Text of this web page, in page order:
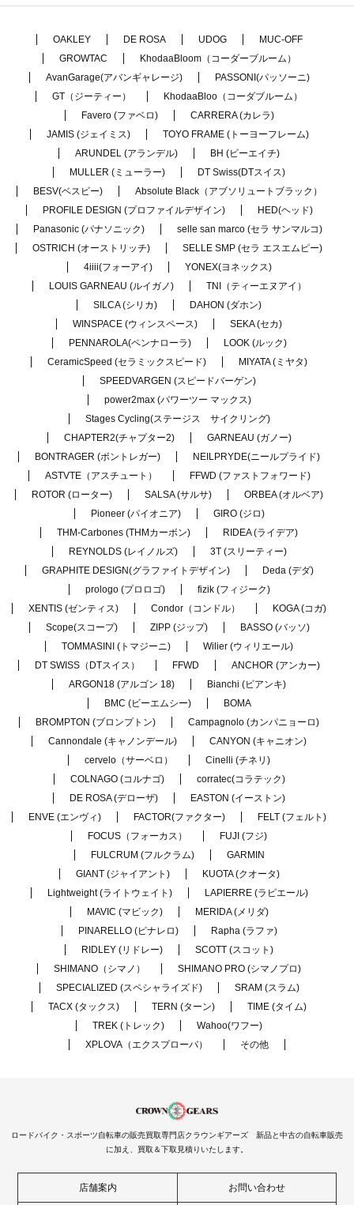
OAKLEY DE ROSA UDOG
MUC-OFF
GROWTAC
KhodaaBloom（コーダーブルーム）
AvanGarage(アバンギャレージ)
PASSONI(パッソーニ)
GT（ジーティー）
KhodaaBloo（コーダブルーム）
Favero (ファベロ)
CARRERA (カレラ)
JAMIS (ジェイミス)
TOYO FRAME (トーヨーフレーム)
ARUNDEL (アランデル)
BH (ビーエイチ)
MULLER (ミューラー)
DT Swiss(DTスイス)
BESV(ベスビー)
Absolute Black（アブソリュートブラック）
PROFILE DESIGN (プロファイルデザイン)
HED(ヘッド)
Panasonic (パナソニック)
selle san marco (セラ サンマルコ)
OSTRICH (オーストリッチ)
SELLE SMP (セラ エスエムピー)
4iiii(フォーアイ)
YONEX(ヨネックス)
LOUIS GARNEAU (ルイガノ)
TNI（ティーエヌアイ）
SILCA (シリカ)
DAHON (ダホン)
WINSPACE (ウィンスペース)
SEKA (セカ)
PENNAROLA(ペンナローラ)
LOOK (ルック)
CeramicSpeed (セラミックスピード)
MIYATA (ミヤタ)
SPEEDVARGEN (スピードバーゲン)
power2max (パワーツー マックス)
Stages Cycling(ステージス サイクリング)
CHAPTER2(チャプター2)
GARNEAU (ガノー)
BONTRAGER (ボントレガー)
NEILPRYDE(ニールプライド)
ASTVTE（アスチュート）
FFWD (ファストフォワード)
ROTOR (ローター)
SALSA (サルサ)
ORBEA (オルベア)
Pioneer (パイオニア)
GIRO (ジロ)
THM-Carbones (THMカーボン)
RIDEA (ライデア)
REYNOLDS (レイノルズ)
3T (スリーティー)
GRAPHITE DESIGN(グラファイトデザイン)
Deda (デダ)
prologo (プロロゴ)
fizik (フィジーク)
XENTIS (ゼンティス)
Condor（コンドル）
KOGA (コガ)
Scope(スコープ)
ZIPP (ジップ)
BASSO (バッソ)
TOMMASINI (トマジーニ)
Wilier (ウィリエール)
DT SWISS（DTスイス）
FFWD
ANCHOR (アンカー)
ARGON18 (アルゴン 18)
Bianchi (ビアンキ)
BMC (ビーエムシー)
BOMA
BROMPTON (ブロンプトン)
Campagnolo (カンパニョーロ)
Cannondale (キャノンデール)
CANYON (キャニオン)
cervelo（サーベロ）
Cinelli (チネリ)
COLNAGO (コルナゴ)
corratec(コラテック)
DE ROSA (デローザ)
EASTON (イーストン)
ENVE (エンヴィ)
FACTOR(ファクター)
FELT (フェルト)
FOCUS（フォーカス）
FUJI (フジ)
FULCRUM (フルクラム)
GARMIN
GIANT (ジャイアント)
KUOTA (クオータ)
Lightweight (ライトウェイト)
LAPIERRE (ラピエール)
MAVIC (マビック)
MERIDA (メリダ)
PINARELLO (ピナレロ)
Rapha (ラファ)
RIDLEY (リドレー)
SCOTT (スコット)
SHIMANO（シマノ）
SHIMANO PRO (シマノプロ)
SPECIALIZED (スペシャライズド)
SRAM (スラム)
TACX (タックス)
TERN (ターン)
TIME (タイム)
TREK (トレック)
Wahoo(ワフー)
XPLOVA（エクスプローバ）
その他
ロードバイク・スポーツ自転車の販売買取専門店クラウンギアーズ 新品と中古の自転車販売
に加え、買取＆下取見積りいたします。
店舗案内 お問い合わせ